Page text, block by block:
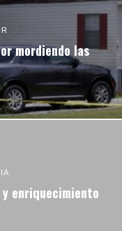
mordiendo las
y enriquecimiento